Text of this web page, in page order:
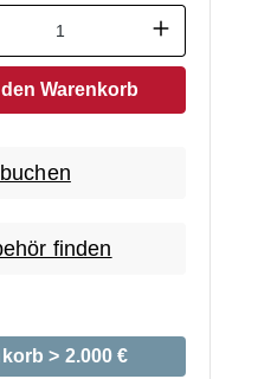
Anzahl: Gib den
den Warenkorb
finden
> 2.000 €